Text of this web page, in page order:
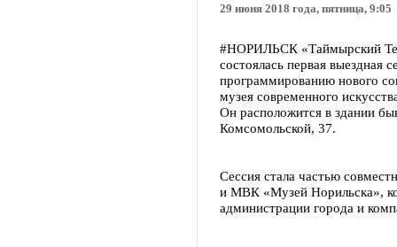
29 июня 2018 года, пятница, 9:05
#НОРИЛЬСК «Таймырский
состоялась первая выездная
программированию нового
музея современного
Он расположится в здании
Комсомольской, 37.
Сессия стала частью
и МВК «Музей Норильска»,
администрации города и